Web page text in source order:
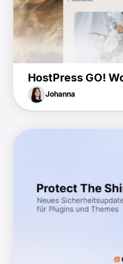
HostPress GO!
Johanna